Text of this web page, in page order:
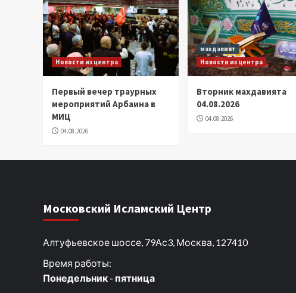
Новости из центра
Первый вечер траурных
мероприятий Арбаина в
МИЦ
04.08.2026
махдавият
Новости из центра
Вторник махдавията
04.08.2026
04.08.2026
Московский Исламский Центр
Алтуфьевское шоссе, 79Ас3, Москва, 127410
Время работы:
Понедельник - пятница